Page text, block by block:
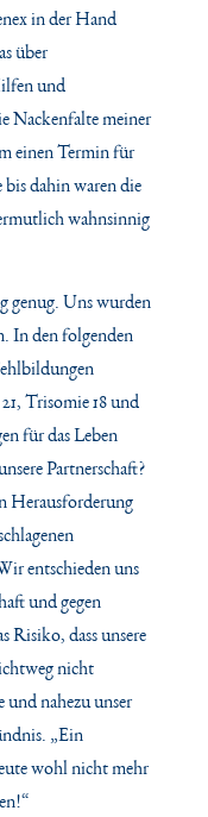
in der Hand
über
und
Nackenfalte meiner
einen Termin für
dahin waren die
wahnsinnig
genug. Uns wurden
In den folgenden
Trisomie 18 und
für das Leben
Partnerschaft?
Herausforderung
entschieden uns
und gegen
Risiko, dass unsere
nicht
und nahezu unser
„Ein
wohl nicht mehr